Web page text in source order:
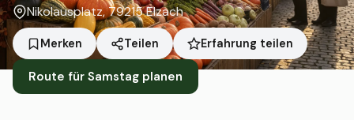
Nikolausplatz, 79215 Elzach
Merken Teilen Erfahrung teilen
Route für Samstag planen